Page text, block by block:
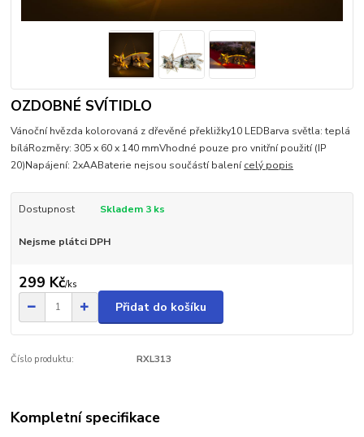
OZDOBNÉ SVÍTIDLO
Vánoční hvězda kolorovaná z dřevěné překližky10 LEDBarva světla: teplá
bíláRozměry: 305 x 60 x 140 mmVhodné pouze pro vnitřní použití (IP
20)Napájení: 2xAABaterie nejsou součástí balenícelý popis
Dostupnost Skladem 3 ks
Nejsme plátci DPH
299 Kč/ks
Přidat do košíku
Číslo produktu: RXL313
Kompletní specifikace